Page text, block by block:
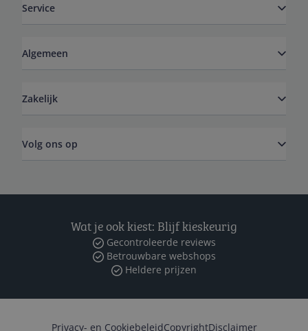
Service
Algemeen
Zakelijk
Volg ons op
Wat je ook kiest: Blijf kieskeurig
Gecontroleerde reviews
Betrouwbare webshops
Heldere prijzen
Privacy- en CookiebeleidCopyrightDisclaimer